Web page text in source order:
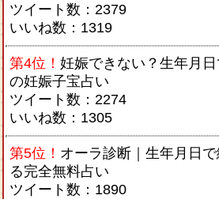
ツイート数：2379
いいね数：1319
第4位！ 妊娠できない？生年月
の妊娠子宝占い
ツイート数：2274
いいね数：1305
第5位！ オーラ診断｜生年月日
る完全無料占い
ツイート数：1890